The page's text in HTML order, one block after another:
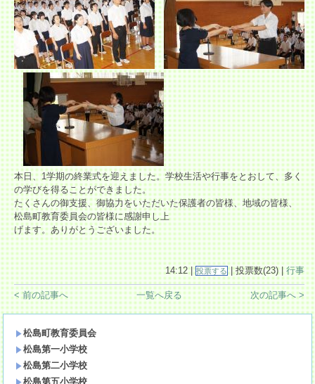
本日、1学期の終業式を迎えました。学校生活や行事をとおして、多く
の学びを得ることができました。
たくさんの御支援、御協力をいただいた保護者の皆様、地域の皆様、
松島町教育委員会の皆様に感謝申し上
げます。ありがとうございました。
14:12 |投票する| 投票数(23) | 行事
< 前の記事へ 次の記事へ >
一覧へ戻る
松島町教育委員会
松島第一小学校
松島第二小学校
松島第五小学校